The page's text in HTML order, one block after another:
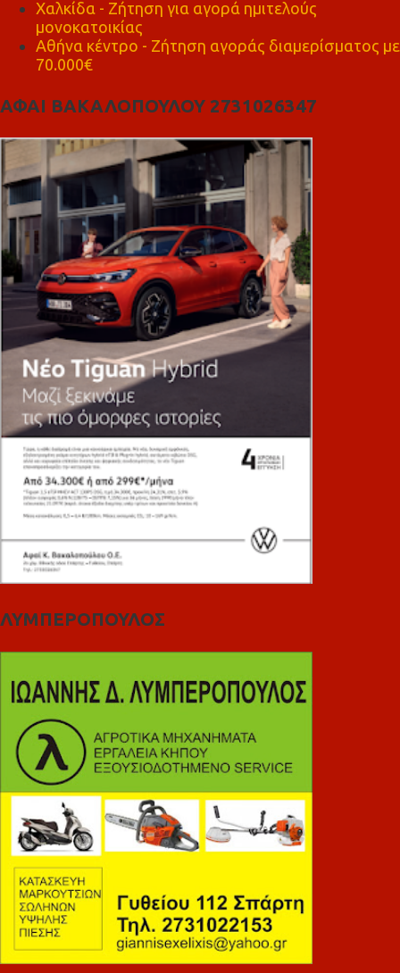
Χαλκίδα - Ζήτηση για αγορά ημιτελούς
μονοκατοικίας
Αθήνα κέντρο - Ζήτηση αγοράς διαμερίσματος με
70.000€
ΑΦΑΙ ΒΑΚΑΛΟΠΟΥΛΟΥ 2731026347
ΛΥΜΠΕΡΟΠΟΥΛΟΣ